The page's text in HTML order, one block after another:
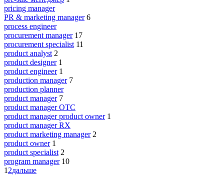
pricing manager
PR & marketing manager 6
process engineer
procurement manager 17
procurement specialist 11
product analyst 2
product designer 1
product engineer 1
production manager 7
production planner
product manager 7
product manager OTC
product manager product owner 1
product manager RX
product marketing manager 2
product owner 1
product specialist 2
program manager 10
1 2дальше